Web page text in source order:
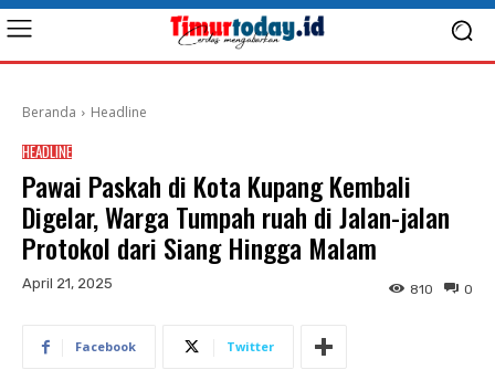
Beranda Headline
HEADLINE
Pawai Paskah di Kota Kupang Kembali
Digelar, Warga Tumpah ruah di Jalan-jalan
Protokol dari Siang Hingga Malam
April 21, 2025 0
810
Facebook Twitter